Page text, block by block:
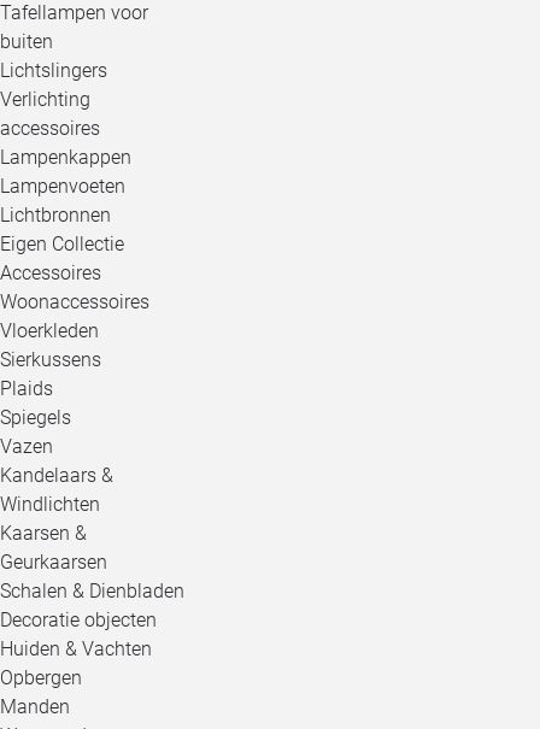
Tafellampen voor
buiten
Lichtslingers
Verlichting
accessoires
Lampenkappen
Lampenvoeten
Lichtbronnen
Eigen Collectie
Accessoires
Woonaccessoires
Vloerkleden
Sierkussens
Plaids
Spiegels
Vazen
Kandelaars &
Windlichten
Kaarsen &
Geurkaarsen
Schalen & Dienbladen
Decoratie objecten
Huiden & Vachten
Opbergen
Manden